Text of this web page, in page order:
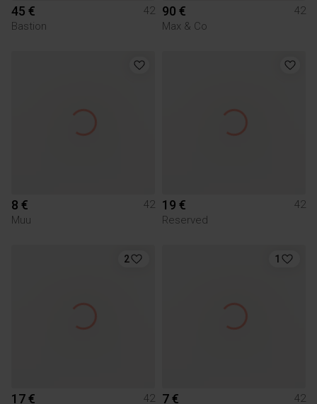
45 €
42
Bastion
90 €
42
Max & Co
8 €
42
Muu
19 €
42
Reserved
2
17 €
42
1
7 €
42